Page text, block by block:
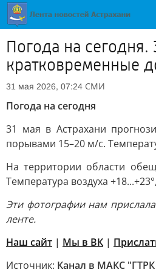
Погода на
кратковременные
31 мая 2026, 07:24 СМИ
Погода на сегодня
31 мая в Астрахани
порывами 15–20 м/с.
На территории области
Температура воздуха
Эти фотографии нам
ленте.
Наш сайт | Мы в ВК |
Источник: Канал в МАКС